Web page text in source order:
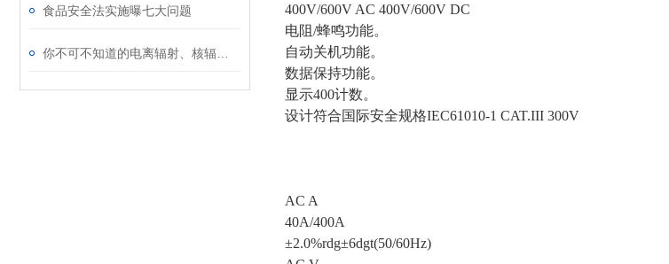
食品安全法实施曝七大问题
400V/600V AC 400V/600V DC
电阻/蜂鸣功能。
自动关机功能。
数据保持功能。
显示400计数。
设计符合国际安全规格IEC61010-1 CAT.III 300V
AC A
40A/400A
±2.0%rdg±6dgt(50/60Hz)